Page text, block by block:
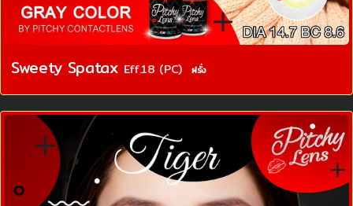
Sweety Spatax Eff.18 (PC) ฝรั่ง